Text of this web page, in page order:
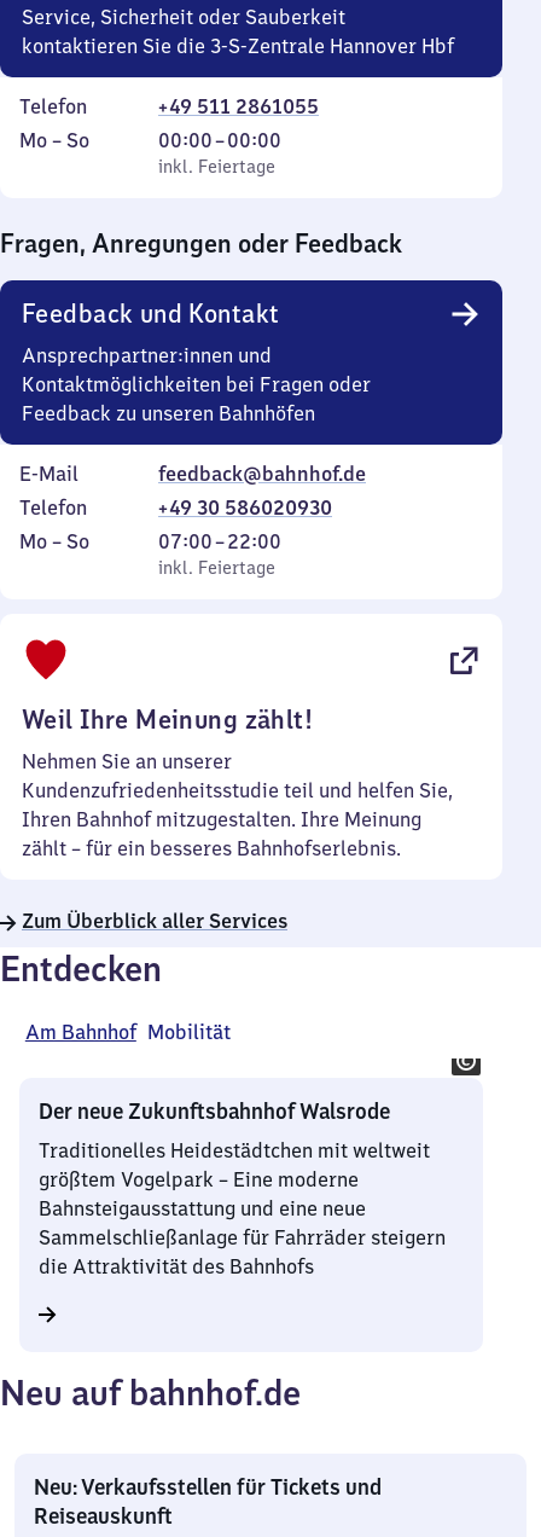
Service, Sicherheit oder Sauberkeit
kontaktieren Sie die 3-S-Zentrale Hannover Hbf
Telefon
+49 511 2861055
Montag
Mo – So,
inkl. Feiertage
00:00–00:00
Von
0
0
Uhr
inkl. Feiertage
Fragen, Anregungen oder Feedback
Feedback und Kontakt
Ansprechpartner:innen und
Kontaktmöglichkeiten bei Fragen oder
Feedback zu unseren Bahnhöfen
E-Mail
feedback@bahnhof.de
Telefon
+49 30 586020930
Montag
Mo – So,
inkl. Feiertage
07:00–22:00
Von
7
inkl. Feiertage
Weil Ihre Meinung zählt!
Nehmen Sie an unserer
Kundenzufriedenheitsstudie teil und helfen Sie,
Ihren Bahnhof mitzugestalten. Ihre Meinung
zählt – für ein besseres Bahnhofserlebnis.
Zum Überblick aller Services
Entdecken
Am Bahnhof Mobilität
Der neue Zukunftsbahnhof Walsrode
Traditionelles Heidestädtchen mit weltweit
größtem Vogelpark – Eine moderne
Bahnsteigausstattung und eine neue
Sammelschließanlage für Fahrräder steigern
die Attraktivität des Bahnhofs
Neu auf bahnhof.de
Neu: Verkaufsstellen für Tickets und
Reiseauskunft